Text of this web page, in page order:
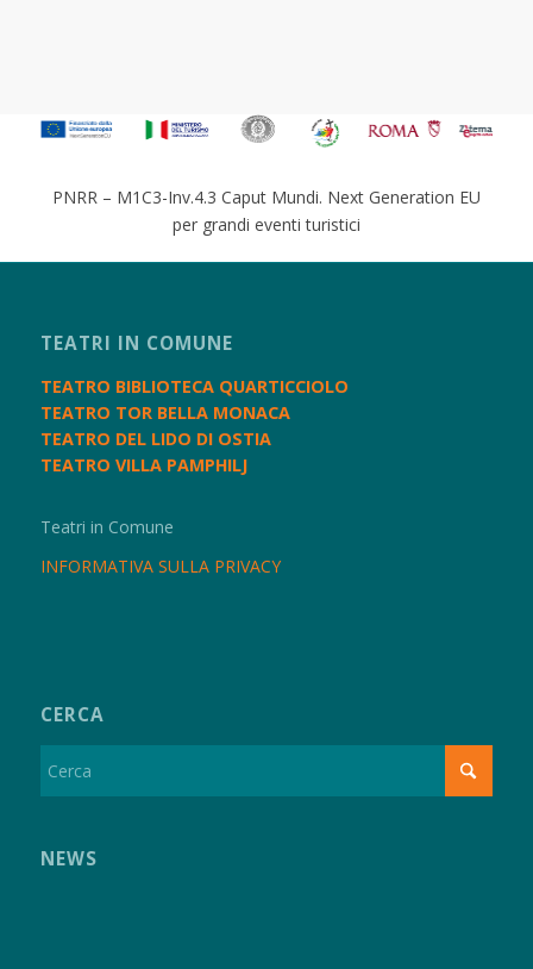
PNRR – M1C3-Inv.4.3 Caput Mundi. Next Generation EU
per grandi eventi turistici
TEATRI IN COMUNE
TEATRO BIBLIOTECA QUARTICCIOLO
TEATRO TOR BELLA MONACA
TEATRO DEL LIDO DI OSTIA
TEATRO VILLA PAMPHILJ
Teatri in Comune
INFORMATIVA SULLA PRIVACY
CERCA
NEWS